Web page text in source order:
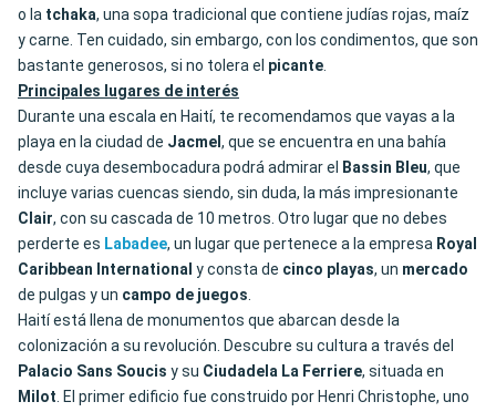
o la tchaka, una sopa tradicional que contiene judías rojas, maíz
y carne. Ten cuidado, sin embargo, con los condimentos, que son
bastante generosos, si no tolera el picante.
Principales lugares de interés
Durante una escala en Haití, te recomendamos que vayas a la
playa en la ciudad de Jacmel , que se encuentra en una bahía
desde cuya desembocadura podrá admirar el
Bassin Bleu, que
incluye varias cuencas siendo, sin duda, la más impresionante
Clair, con su cascada de 10 metros. Otro lugar que no debes
perderte es Labadee, un lugar que pertenece a la empresa Royal
Caribbean International y consta de cinco playas, un mercado
de pulgas y un campo de juegos.
Haití está llena de monumentos que abarcan desde la
colonización a su revolución. Descubre su cultura a través del
Palacio Sans Soucis y su Ciudadela La Ferriere, situada en
Milot. El primer edificio fue construido por Henri Christophe, uno